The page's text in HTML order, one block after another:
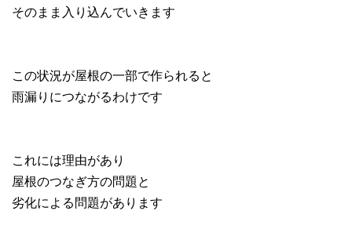
そのまま入り込んでいきます
この状況が屋根の一部で作られると
雨漏りにつながるわけです
これには理由があり
屋根のつなぎ方の問題と
劣化による問題があります